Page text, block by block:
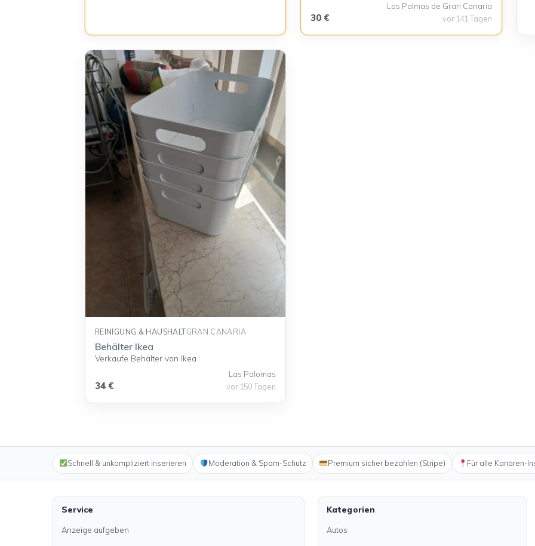
30 €
Las Palmas de Gran Canaria
vor 141 Tagen
REINIGUNG & HAUSHALTGRAN CANARIA
Behälter Ikea
Verkaufe Behälter von Ikea
34 €
Las Palomas
vor 150 Tagen
Schnell & unkompliziert inserieren Moderation & Spam-Schutz Premium sicher bezahlen (Stripe) Für alle Kanaren-
Service
Anzeige aufgeben
Kategorien
Autos